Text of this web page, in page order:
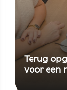
Terug
voor een